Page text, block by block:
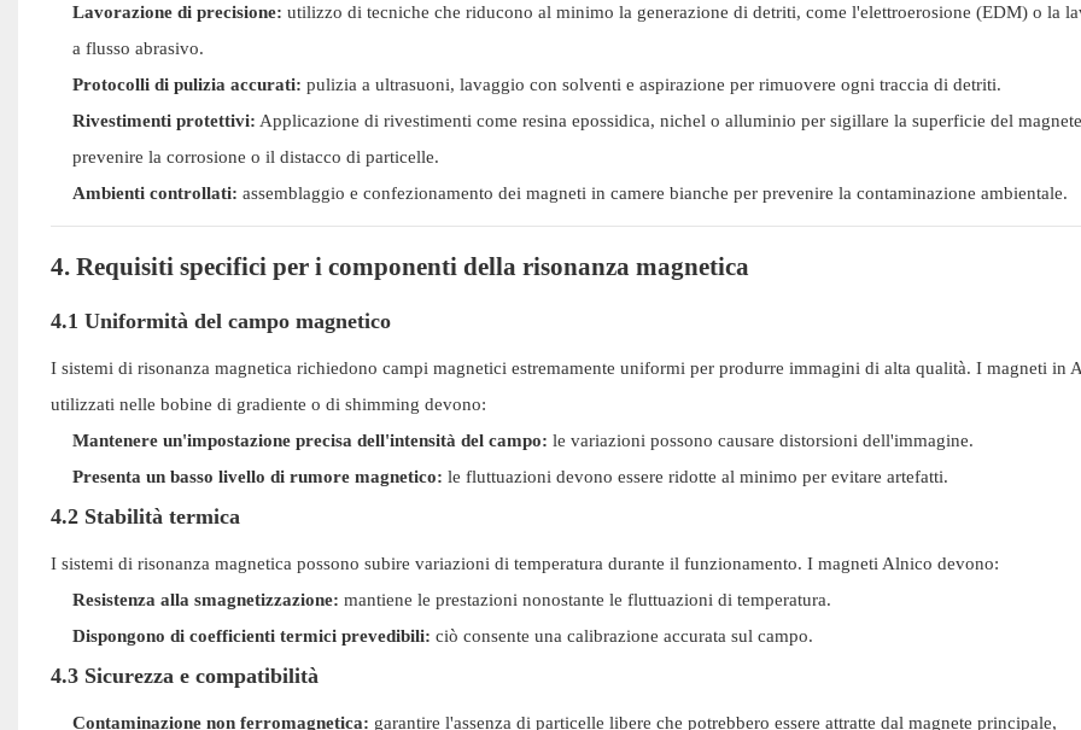
Lavorazione di precisione: utilizzo di tecniche che riducono al minimo la generazione di detriti, come l'elettroerosione (EDM) o la
a flusso abrasivo.
Protocolli di pulizia accurati: pulizia a ultrasuoni, lavaggio con solventi e aspirazione per rimuovere ogni traccia di detriti.
Rivestimenti protettivi: Applicazione di rivestimenti come resina epossidica, nichel o alluminio per sigillare la superficie del
prevenire la corrosione o il distacco di particelle.
Ambienti controllati: assemblaggio e confezionamento dei magneti in camere bianche per prevenire la contaminazione ambientale.
4. Requisiti specifici per i componenti della risonanza magnetica
4.1 Uniformità del campo magnetico
I sistemi di risonanza magnetica richiedono campi magnetici estremamente uniformi per produrre immagini di alta qualità. I ​​magneti in
utilizzati nelle bobine di gradiente o di shimming devono:
Mantenere un'impostazione precisa dell'intensità del campo: le variazioni possono causare distorsioni dell'immagine.
Presenta un basso livello di rumore magnetico: le fluttuazioni devono essere ridotte al minimo per evitare artefatti.
4.2 Stabilità termica
I sistemi di risonanza magnetica possono subire variazioni di temperatura durante il funzionamento. I magneti Alnico devono:
Resistenza alla smagnetizzazione: mantiene le prestazioni nonostante le fluttuazioni di temperatura.
Dispongono di coefficienti termici prevedibili: ciò consente una calibrazione accurata sul campo.
4.3 Sicurezza e compatibilità
Contaminazione non ferromagnetica: garantire l'assenza di particelle libere che potrebbero essere attratte dal magnete principale,